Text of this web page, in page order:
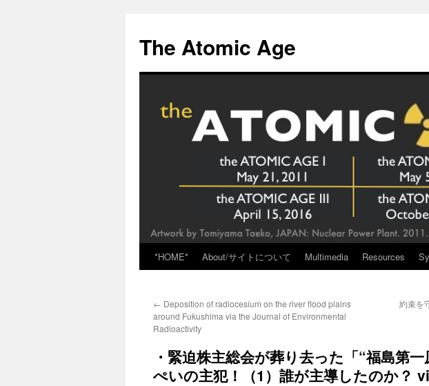
content
The Atomic Age
*HOME* About/サイトについて Multimedia Resources
← Deposition of radiocesium on the river flood plains
around Fukushima via the Journal of Environmental
Radioactivity
約束を
・緊迫株主総会が葬り去った「“福島第
ぺいの主犯！（1）誰が主導したのか？